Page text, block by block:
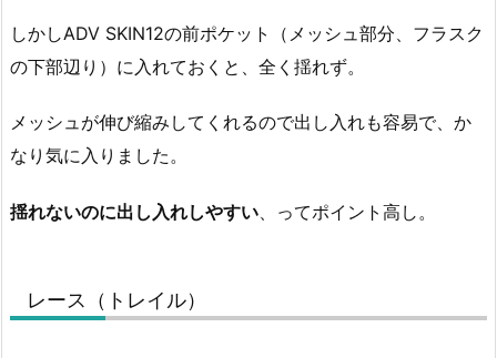
しかしADV SKIN12の前ポケット（メッシュ部分、フラスク
の下部辺り）に入れておくと、全く揺れず。
メッシュが伸び縮みしてくれるので出し入れも容易で、か
なり気に入りました。
揺れないのに出し入れしやすい、ってポイント高し。
レース（トレイル）